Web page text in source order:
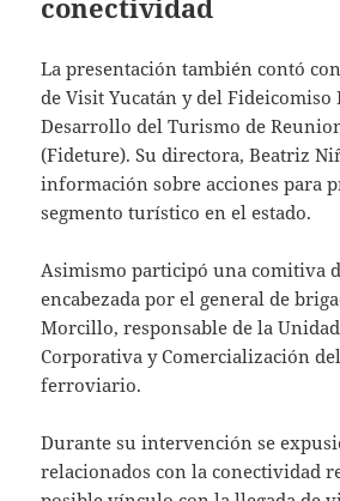
conectividad
La presentación también contó
de Visit Yucatán y del Fideicomiso
Desarrollo del Turismo de
(Fideture). Su directora, Beatriz
información sobre acciones para
segmento turístico en el estado.
Asimismo participó una comitiva
encabezada por el general de
Morcillo, responsable de la
Corporativa y Comercialización
ferroviario.
Durante su intervención se
relacionados con la conectividad